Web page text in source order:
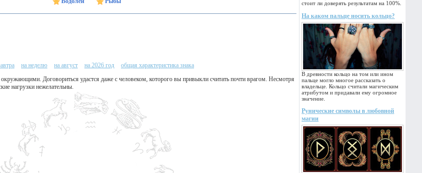
стоит ли доверять результатам на 100%.
На каком пальце носить кольцо?
В древности кольцо на том или ином
пальце могло многое рассказать о
владельце. Кольцо считали магическим
атрибутом и придавали ему огромное
значение.
Рунические символы в любовной
магии
на неделю на август на 2026 год
общая характеристика знака
Договориться удастся даже с человеком, которого вы привыкли считать почти врагом. Несмотря
нагрузки нежелательны.